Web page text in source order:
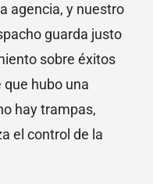
agencia, y nuestro
guarda justo
sobre éxitos
hubo una
hay trampas,
el control de la